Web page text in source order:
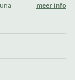
meer info